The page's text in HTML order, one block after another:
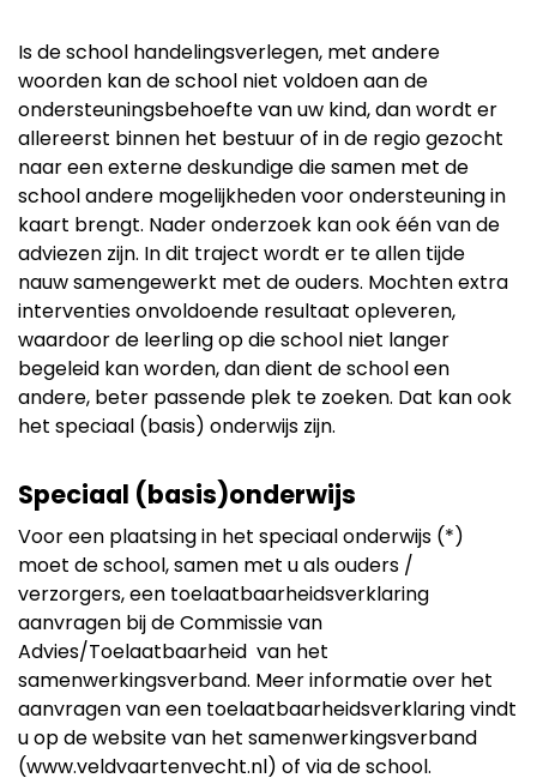
Is de school handelingsverlegen, met andere
woorden kan de school niet voldoen aan de
ondersteuningsbehoefte van uw kind, dan wordt er
allereerst binnen het bestuur of in de regio gezocht
naar een externe deskundige die samen met de
school andere mogelijkheden voor ondersteuning in
kaart brengt. Nader onderzoek kan ook één van de
adviezen zijn. In dit traject wordt er te allen tijde
nauw samengewerkt met de ouders. Mochten extra
interventies onvoldoende resultaat opleveren,
waardoor de leerling op die school niet langer
begeleid kan worden, dan dient de school een
andere, beter passende plek te zoeken. Dat kan ook
het speciaal (basis) onderwijs zijn.
Speciaal (basis)onderwijs
Voor een plaatsing in het speciaal onderwijs (*)
moet de school, samen met u als ouders /
verzorgers, een toelaatbaarheidsverklaring
aanvragen bij de Commissie van
Advies/Toelaatbaarheid van het
samenwerkingsverband. Meer informatie over het
aanvragen van een toelaatbaarheidsverklaring vindt
u op de website van het samenwerkingsverband
(www.veldvaartenvecht.nl) of via de school.